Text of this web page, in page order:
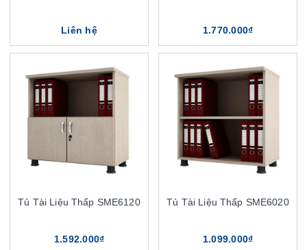
Liên hệ 1.770.000₫
Tủ Tài Liệu Thấp SME6120
1.592.000₫
Tủ Tài Liệu Thấp SME6020
1.099.000₫